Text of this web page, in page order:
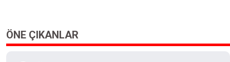
ÖNE ÇIKANLAR